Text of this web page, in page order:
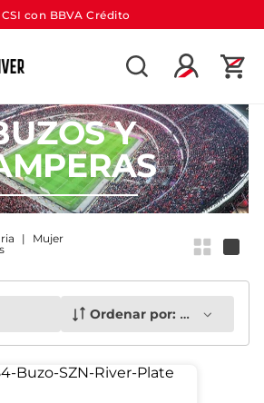
CSI con BBVA Crédito
Y
Mujer
Ordenar por: Más